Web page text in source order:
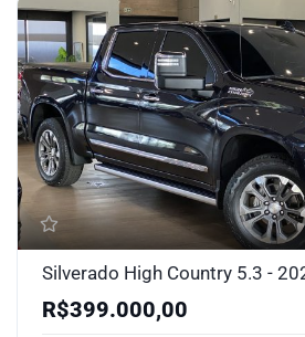
Silverado High Country 5.3 -
R$399.000,00